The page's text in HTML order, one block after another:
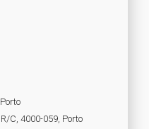
C, 4000-059, Porto